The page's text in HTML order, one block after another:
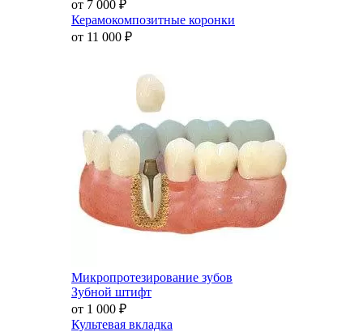
от 7 000 ₽
Керамокомпозитные коронки
от 11 000 ₽
Микропротезирование зубов
Зубной штифт
от 1 000 ₽
Культевая вкладка